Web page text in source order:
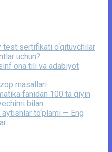
test sertifikati o‘qituvchilar
uchun?
ona tili va adabiyot
masallari
fanidan 100 ta qiyin
bilan
aytishlar to‘plami — Eng